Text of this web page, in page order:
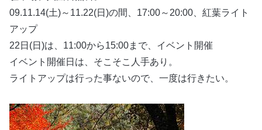
09.11.14(土)～11.22(日)の間、17:00～20:00、紅葉ライト
アップ
22日(日)は、11:00から15:00まで、イベント開催
イベント開催日は、そこそこ人手あり。
ライトアップは行った事ないので、一度は行きたい。